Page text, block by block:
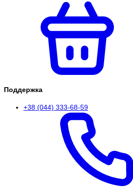
Поддержка
+38 (044) 333-68-59